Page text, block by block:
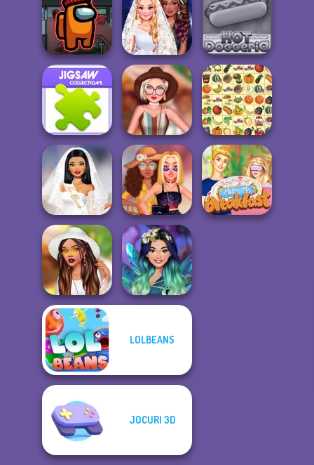
From Small Town
To Big City
Princesses Dress
Like A Celebr...
TikTok Divas
Lovecore
Impostor
Enchanted
Wedding
Papa's Hot
Doggeria
Jigsaw
Collections
Insta Girls
Festival
Glamping
Kris Mahjong
Superheroes
Bachelorette
Party
TikTok BFFs Style
Swap
TikTok Styles
Battle Boho vs
G...
Prințesele
LOLBEANS
JOCURI 3D